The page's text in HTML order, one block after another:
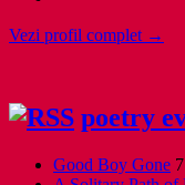
Vezi profil complet →
poetry
Good Boy Gone